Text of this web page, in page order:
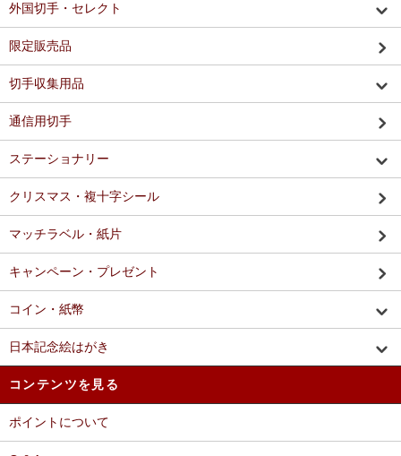
外国切手・セレクト
限定販売品
切手収集用品
通信用切手
ステーショナリー
クリスマス・複十字シール
マッチラベル・紙片
キャンペーン・プレゼント
コイン・紙幣
日本記念絵はがき
コンテンツを見る
ポイントについて